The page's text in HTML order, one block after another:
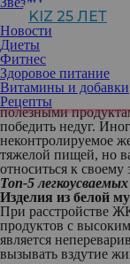
KIZ 25 ЛЕТ
Новости
Диеты
Фитнес
Здоровое питание
Витамины и добавки
Рецепты
желудочно-
пищеварением,
энергии, включая
(расщепление).
С любой болезнью
много физических и
усиленно борется с
полезными
победить недуг.
неконтролируемое
тяжелой пищей, но
относиться к
Топ-5
Изделия из белой
При расстройстве
продуктов с
является
вызывать вздутие